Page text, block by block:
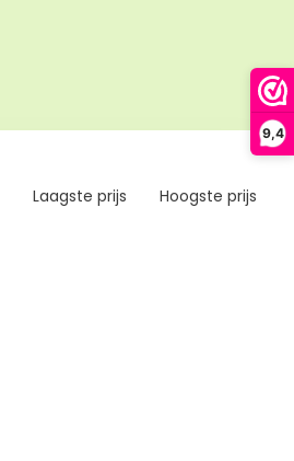
9,4
Laagste prijs Hoogste prijs